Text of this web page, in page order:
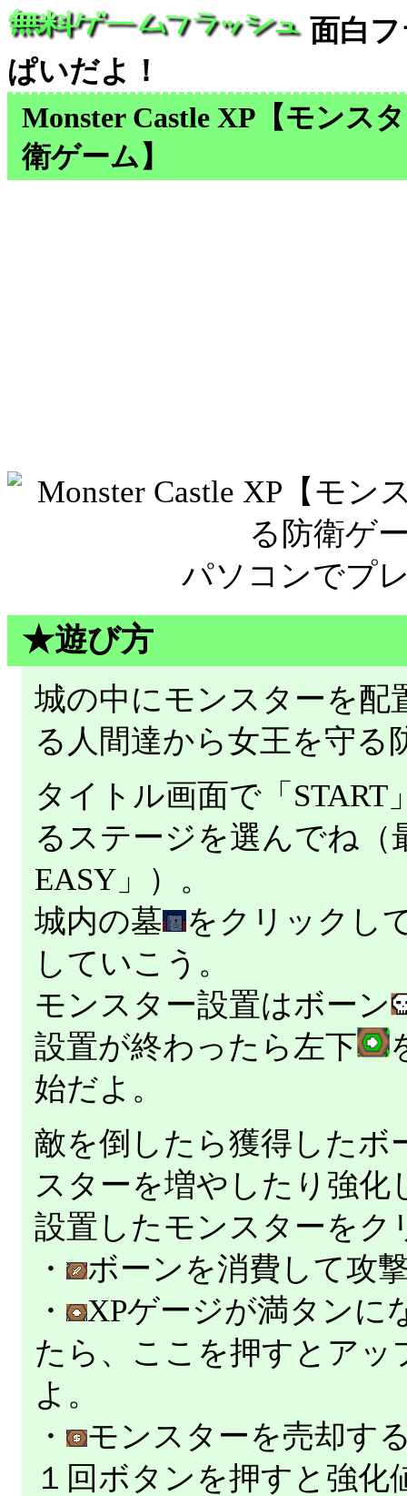
面白
ぱいだよ！
Monster Castle XP【モンス
衛ゲーム】
パソコンでプ
★遊び方
城の中にモンスターを配
る人間達から女王を守る
タイトル画面で「START
るステージを選んでね（
EASY」）。
城内の墓
をクリックし
していこう。
モンスター設置はボーン
設置が終わったら左下
始だよ。
敵を倒したら獲得したボ
スターを増やしたり強化
設置したモンスターをク
・
ボーンを消費して攻
・
XPゲージが満タン
たら、ここを押すとアッ
よ。
・
モンスターを売却す
１回ボタンを押すと強化